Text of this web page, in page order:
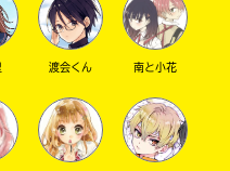
ら探す
渡会くん 南と小花